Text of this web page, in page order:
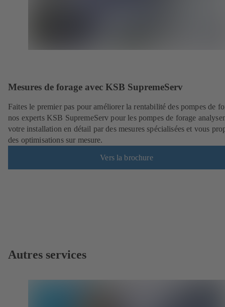
Mesures de forage avec KSB SupremeServ
Faites le premier pas pour améliorer la rentabilité des pompes de
nos experts KSB SupremeServ pour les pompes de forage
votre installation en détail par des mesures spécialisées et vous
des optimisations sur mesure.
Vers la brochure
Autres services